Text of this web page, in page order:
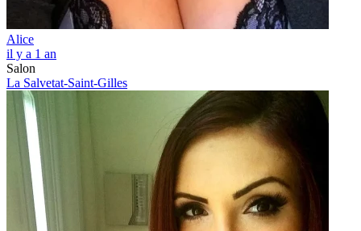
Alice
il y a 1 an
Salon
La Salvetat-Saint-Gilles